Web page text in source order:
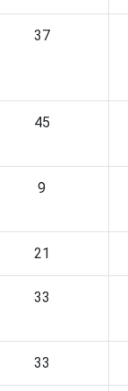
37
45
9
21
33
33